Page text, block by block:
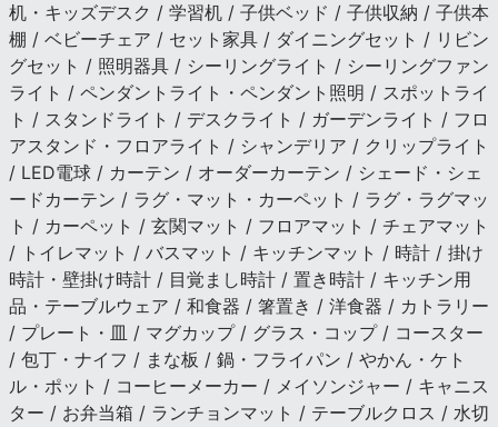
机・キッズデスク / 学習机 / 子供ベッド / 子供収納 / 子供本
棚 / ベビーチェア / セット家具 / ダイニングセット / リビン
グセット / 照明器具 / シーリングライト / シーリングファン
ライト / ペンダントライト・ペンダント照明 / スポットライ
ト / スタンドライト / デスクライト / ガーデンライト / フロ
アスタンド・フロアライト / シャンデリア / クリップライト
/ LED電球 / カーテン / オーダーカーテン / シェード・シェ
ードカーテン / ラグ・マット・カーペット / ラグ・ラグマッ
ト / カーペット / 玄関マット / フロアマット / チェアマット
/ トイレマット / バスマット / キッチンマット / 時計 / 掛け
時計・壁掛け時計 / 目覚まし時計 / 置き時計 / キッチン用
品・テーブルウェア / 和食器 / 箸置き / 洋食器 / カトラリー
/ プレート・皿 / マグカップ / グラス・コップ / コースター
/ 包丁・ナイフ / まな板 / 鍋・フライパン / やかん・ケト
ル・ポット / コーヒーメーカー / メイソンジャー / キャニス
ター / お弁当箱 / ランチョンマット / テーブルクロス / 水切